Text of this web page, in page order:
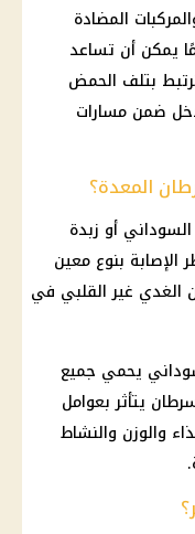
المضادة
يمكن أن تساعد
بتلف الحمض
ضمن مسارات
المعدة؟
أو زبدة
بنوع معين
غير القلبي في
يحمي جميع
يتأثر بعوامل
والوزن والنشاط